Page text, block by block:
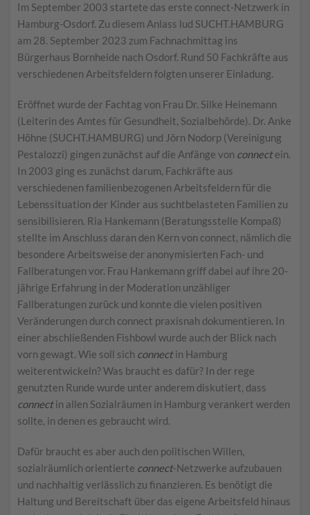
Im September 2003 startete das erste connect-Netzwerk in
Hamburg-Osdorf. Zu diesem Anlass lud SUCHT.HAMBURG
am 28. September 2023 zum Fachnachmittag ins
Bürgerhaus Bornheide nach Osdorf. Rund 50 Fachkräfte aus
verschiedenen Arbeitsfeldern folgten unserer Einladung.
Eröffnet wurde der Fachtag von Frau Dr. Silke Heinemann
(Leiterin des Amtes für Gesundheit, Sozialbehörde). Dr. Anke
Höhne (SUCHT.HAMBURG) und Jörn Nodorp (Vereinigung
Pestalozzi) gingen zunächst auf die Anfänge von connectein.
In 2003 ging es zunächst darum, Fachkräfte aus
verschiedenen familienbezogenen Arbeitsfeldern für die
Lebenssituation der Kinder aus suchtbelasteten Familien zu
sensibilisieren. Ria Hankemann (Beratungsstelle Kompaß)
stellte im Anschluss daran den Kern von connect, nämlich die
besondere Arbeitsweise der anonymisierten Fach- und
Fallberatungen vor. Frau Hankemann griff dabei auf ihre 20-
jährige Erfahrung in der Moderation unzähliger
Fallberatungen zurück und konnte die vielen positiven
Veränderungen durch connect praxisnah dokumentieren. In
einer abschließenden Fishbowl wurde auch der Blick nach
vorn gewagt. Wie soll sich connectin Hamburg
weiterentwickeln? Was braucht es dafür? In der rege
genutzten Runde wurde unter anderem diskutiert, dass
connectin allen Sozialräumen in Hamburg verankert werden
sollte, in denen es gebraucht wird.
Dafür braucht es aber auch den politischen Willen,
sozialräumlich orientierte connect-Netzwerke aufzubauen
und nachhaltig verlässlich zu finanzieren. Es benötigt die
Haltung und Bereitschaft über das eigene Arbeitsfeld hinaus